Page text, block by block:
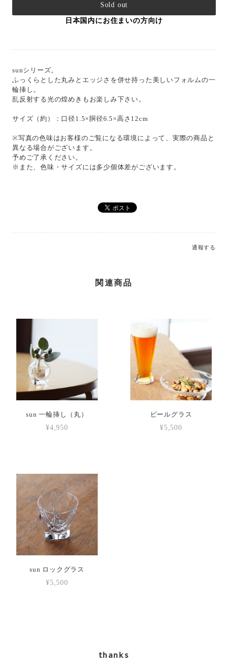
Sold out
日本国内にお住まいの方向け
sunシリーズ。
ふっくらとした丸みとエッジさを併せ持った美しいフォルムの一
輪挿し。
乱反射する光の煌めきもお楽しみ下さい。
サイズ（約）：口径1.5×胴径6.5×高さ12cm
※写真の色味はお客様のご覧になる環境によって、実際の商品と
異なる場合がございます。
予めご了承ください。
※また、色味・サイズには多少個体差がございます。
通報する
関連商品
sun 一輪挿し（丸）
¥4,950
ビールグラス
¥5,500
sun ロックグラス
¥5,500
thanks